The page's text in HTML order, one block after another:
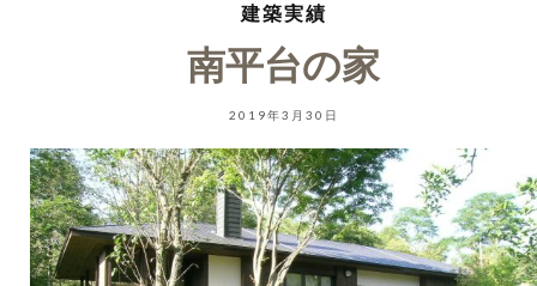
建築実績
南平台の家
2019年3月30日